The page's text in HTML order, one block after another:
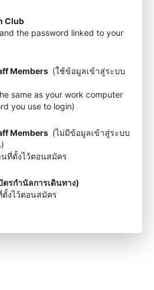
Club
and the password linked to your
Members (ใช้ข้อมูลเข้าสู่ระบบ
same as your work computer
you use to login)
Members (ไม่มีข้อมูลเข้าสู่ระบบ
นที่ตั้งไว้ตอนสมัคร
รกำนัลการเดินทาง)
งไว้ตอนสมัคร